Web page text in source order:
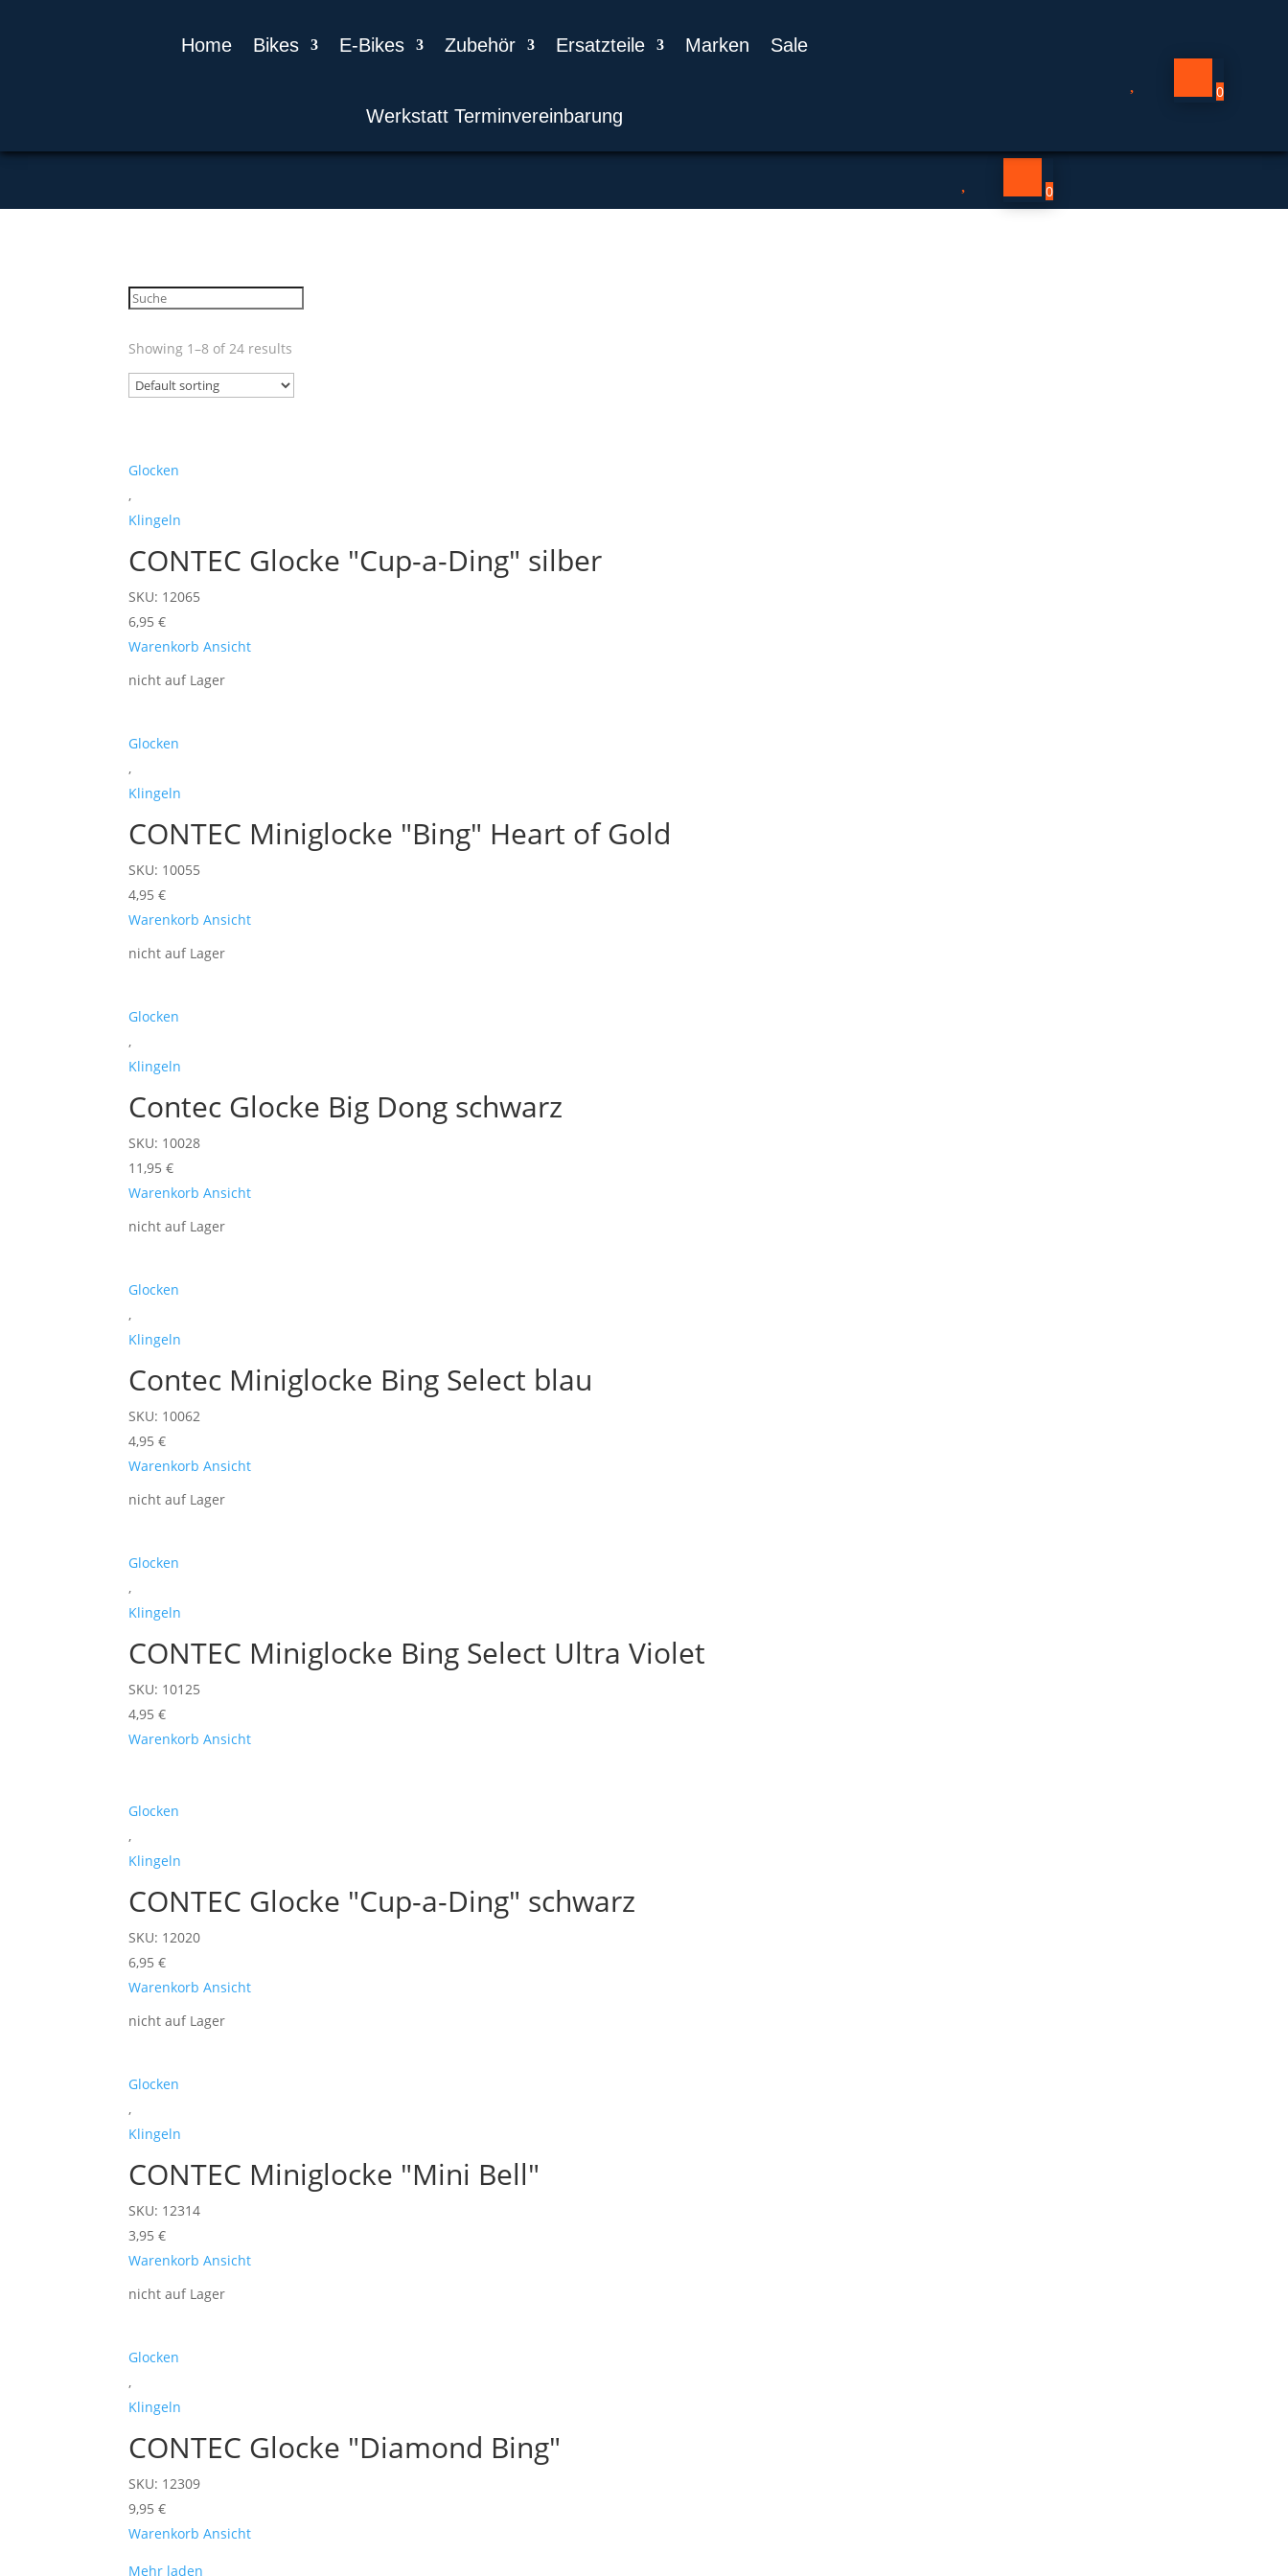
Home Bikes E-Bikes Zubehör Ersatzteile Marken Sale
Werkstatt Terminvereinbarung
0
0
Showing 1–8 of 24 results
Glocken
,
Klingeln
CONTEC Glocke "Cup-a-Ding" silber
SKU: 12065
6,95€
Warenkorb Ansicht
nicht auf Lager
Glocken
,
Klingeln
CONTEC Miniglocke "Bing" Heart of Gold
SKU: 10055
4,95€
Warenkorb Ansicht
nicht auf Lager
Glocken
,
Klingeln
Contec Glocke Big Dong schwarz
SKU: 10028
11,95€
Warenkorb Ansicht
nicht auf Lager
Glocken
,
Klingeln
Contec Miniglocke Bing Select blau
SKU: 10062
4,95€
Warenkorb Ansicht
nicht auf Lager
Glocken
,
Klingeln
CONTEC Miniglocke Bing Select Ultra Violet
SKU: 10125
4,95€
Warenkorb Ansicht
Glocken
,
Klingeln
CONTEC Glocke "Cup-a-Ding" schwarz
SKU: 12020
6,95€
Warenkorb Ansicht
nicht auf Lager
Glocken
,
Klingeln
CONTEC Miniglocke "Mini Bell"
SKU: 12314
3,95€
Warenkorb Ansicht
nicht auf Lager
Glocken
,
Klingeln
CONTEC Glocke "Diamond Bing"
SKU: 12309
9,95€
Warenkorb Ansicht
Mehr laden